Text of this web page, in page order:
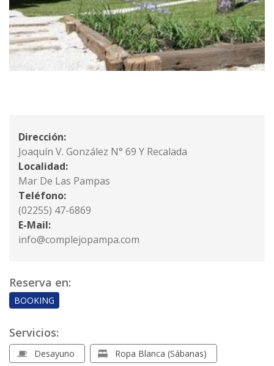
Dirección:
Joaquín V. González N° 69 Y Recalada
Localidad:
Mar De Las Pampas
Teléfono:
(02255) 47-6869
E-Mail:
info@complejopampa.com
Reserva en:
BOOKING
Servicios:
Desayuno Ropa Blanca (sábanas)